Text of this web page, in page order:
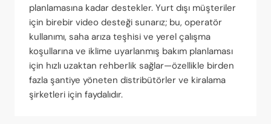
planlamasına kadar destekler. Yurt dışı müşteriler
için birebir video desteği sunarız; bu, operatör
kullanımı, saha arıza teşhisi ve yerel çalışma
koşullarına ve iklime uyarlanmış bakım planlaması
için hızlı uzaktan rehberlik sağlar—özellikle birden
fazla şantiye yöneten distribütörler ve kiralama
şirketleri için faydalıdır.